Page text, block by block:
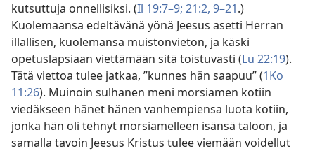
kutsuttuja onnellisiksi. (Il 19:7–9; 21:2, 9–21.)
Kuolemaansa edeltävänä yönä Jeesus asetti Herran
illallisen, kuolemansa muistonvieton, ja käski
opetuslapsiaan viettämään sitä toistuvasti (Lu 22:19).
Tätä viettoa tulee jatkaa, ”kunnes hän saapuu” (1Ko
11:26). Muinoin sulhanen meni morsiamen kotiin
viedäkseen hänet hänen vanhempiensa luota kotiin,
jonka hän oli tehnyt morsiamelleen isänsä taloon, ja
samalla tavoin Jeesus Kristus tulee viemään voidellut